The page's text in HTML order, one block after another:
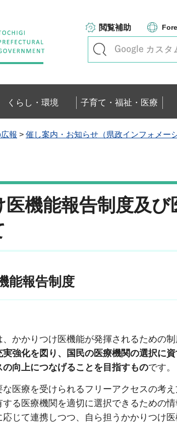
閲覧補助
くらし・環境 子育て・福祉・医療
報 > 催し案内・お知らせ（県政インフォメー
機能報告制度及
能報告制度
かかりつけ医機能が発揮されるための
強化を図り、国民の医療機関の選択に
向上につなげることを目指すものです。
医療を受けられるフリーアクセスの考
る医療機関を適切に選択できるための
じて連携しつつ、自ら担うかかりつけ